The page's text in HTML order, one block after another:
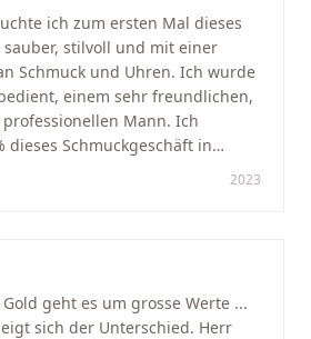
schätzt, ist hier genau
ich zum ersten Mal dieses
sauber, stilvoll und mit einer
Schmuck und Uhren. Ich wurde
einem sehr freundlichen,
Mann. Ich
dieses Schmuckgeschäft in
selbst war sehr zufrieden und
Ich danke Ihnen – ich
2023
geht es um grosse Werte ...
sich der Unterschied. Herr